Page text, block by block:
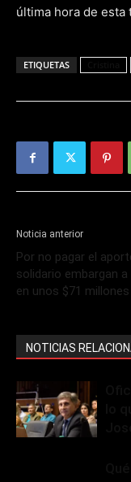
última hora de esta
ETIQUETAS
Noticia anterior
Por no pagar el
solidario embargan
en unos $71 millones
NOTICIAS